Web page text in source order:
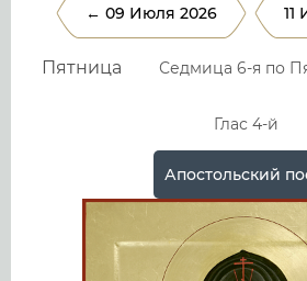
← 09 Июля 2026 11
Пятница Седмица 6-я по
Глас 4-й
Апостольский